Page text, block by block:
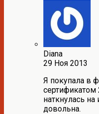
Diana
29 Ноя 2013
Я покупала в
сертификатом
наткнулась
довольна.